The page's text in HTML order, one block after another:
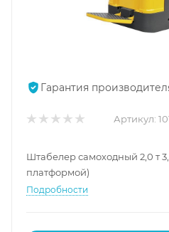
Гарантия
Артикул:
Штабелер самоходный 2,0 т
платформой)
Подробности